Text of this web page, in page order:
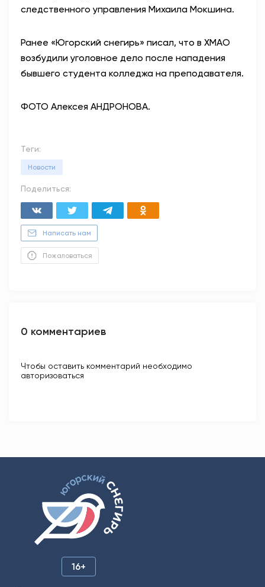
следственного управления Михаила Мокшина.
Ранее «Югорский снегирь» писал, что в ХМАО
возбудили уголовное дело после нападения
бывшего студента колледжа на преподавателя.
ФОТО Алексея АНДРОНОВА.
Теги:
Новости
Поделиться:
Написать нам
Пожаловаться
0 комментариев
Чтобы оставить комментарий необходимо
авторизоваться
16+